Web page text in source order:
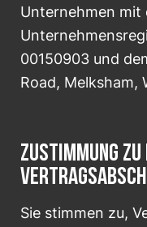
Unternehmen mit
00150903 und
Road, Melksham,
ZUSTIMMUNG
Sie stimmen zu,